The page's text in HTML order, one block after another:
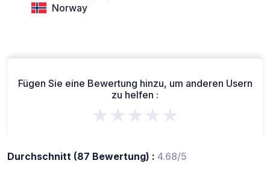
Norway
Fügen Sie eine Bewertung hinzu, um anderen Usern
zu helfen :
★★★★★
Durchschnitt (87 Bewertung) : 4.68/5